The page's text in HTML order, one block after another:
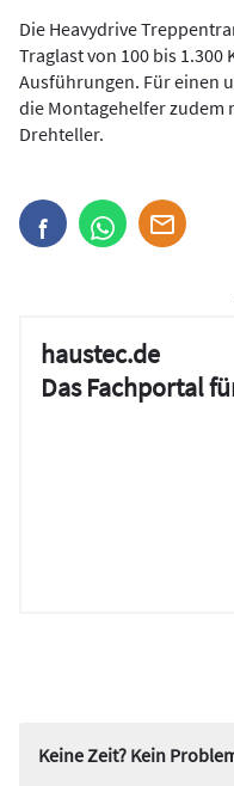
Die Heavydrive
Traglast von 100 bis
Ausführungen. Für einen
die Montagehelfer zudem
Drehteller.
haustec.de
Das Fachportal
Keine Zeit? Kein